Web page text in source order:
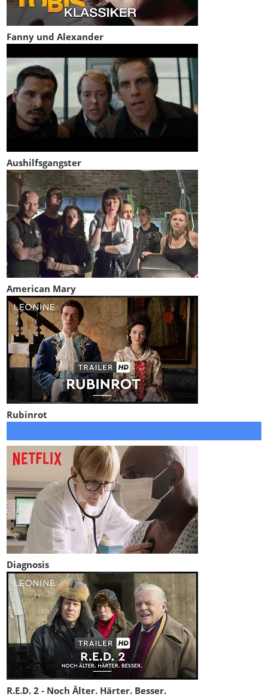
Fanny und Alexander
Aushilfsgangster
American Mary
Rubinrot
Diagnosis
R.E.D. 2 - Noch Älter. Härter. Besser.